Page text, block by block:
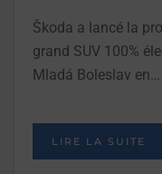
Škoda a lancé la
grand SUV 100%
Mladá Boleslav en…
LIRE LA SUITE